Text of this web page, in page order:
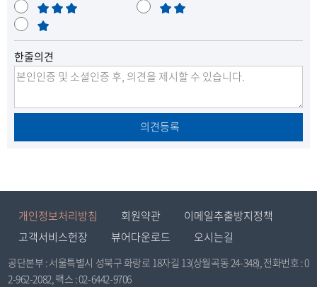
일
현
재
목
4
(
우
만
족
족
보
통
불
매
우
불
만
한줄의견
의견등록
개인정보처리방침 회원약관
이메일추출방지정책
고객서비스헌장
뷰어다운로드 오시는길
공단본부 : 서울특별시 성북구 화랑로 18자길 13(상월곡동 24-348), 전화번호 : 0
2-962-2082, 팩스 : 02-6442-9706